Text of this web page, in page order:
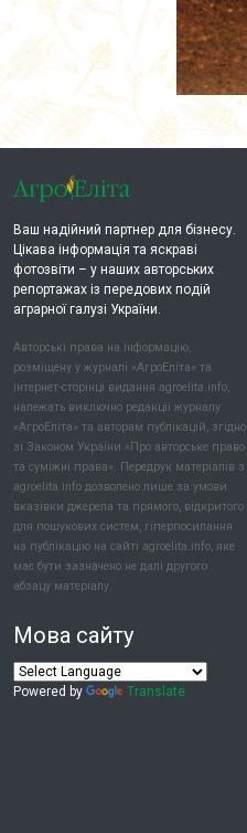
Ваш надійний партнер для бізнесу.
Цікава інформація та яскраві
фотозвіти – у наших авторських
репортажах із передових подій
аграрної галузі України.
Авторські права на інформацію,
розміщену у журналі «АгроЕліта» та
інтернет-сторінці видання agroelita.info,
належать виключно редакції журналу
«АгроЕліта» та авторам публікацій, згідно
зі Законом України «Про авторське право
та суміжні права». Передрук матеріалів з
agroelita.info дозволено лише за умови
вказівки джерела та прямого, відкритого
для пошукових систем, гіперпосилання
на публікацію на сайті agroelita.info, яке
має бути зазначено не далі другого
абзацу матеріалу.
Мова сайту
Powered by Translate